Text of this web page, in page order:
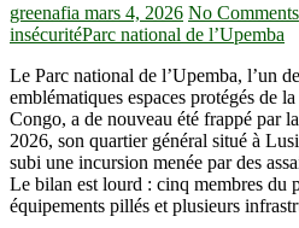
greenafia mars 4, 2026 No Comments
insécuritéParc national de l’Upemba
Le Parc national de l’Upemba, l’un
emblématiques espaces protégés de
Congo, a de nouveau été frappé par
2026, son quartier général situé à
subi une incursion menée par des
Le bilan est lourd : cinq membres du
équipements pillés et plusieurs